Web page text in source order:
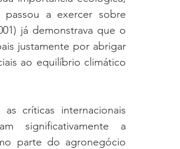
a exercer sobre
já demonstrava que o
justamente por abrigar
ao equilíbrio climático
críticas internacionais
significativamente a
parte do agronegócio